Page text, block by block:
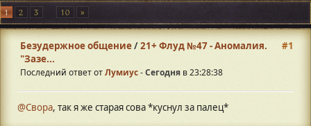
1 2 3 10
#1
Безудержное общение/21+ Флуд №47 - Аномалия.
"Зазе...
Последний ответ отЛумиус-Сегодня в 23:28:38
@Свора, так я же старая сова *куснул за палец*